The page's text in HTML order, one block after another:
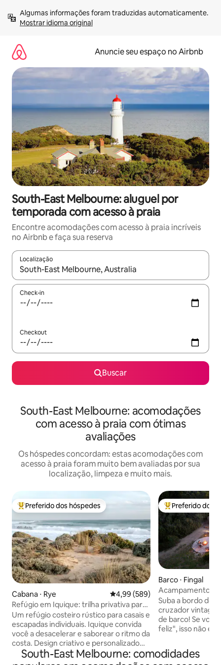
para
Mostrar idioma original
Anuncie seu espaço no Airbnb
South-East Melbourne: aluguel por
temporada com acesso à praia
Encontre acomodações com acesso à praia incríveis
no Airbnb e faça sua reserva
Localização
Quando os resultados estiverem disponíveis, explore-os
Check-in
Checkout
Buscar
South-East Melbourne: acomodações
com acesso à praia com ótimas
avaliações
Os hóspedes concordam: estas acomodações com
acesso à praia foram muito bem avaliadas por sua
localização, limpeza e muito mais.
Entre os melhores preferidos dos hóspedes
Preferido dos hóspedes
Cabana ⋅ Rye 4,99 de uma avaliação média de
4,99 (589)
Refúgio em Iquique: trilha privativa para
a praia
Um refúgio costeiro rústico para casais e
escapadas individuais. Iquique convida
você a desacelerar e saborear o ritmo da
costa. Design criativo e personalizado
com móveis de madeira artesanais Uma
cama king confortável, vestida com
Entre os
Preferido dos
Barco ⋅ Fingal
Acampamento
perto de águas
Suba a bordo do
cruzador vintage.
de barco! Se
feliz", isso não é
descontraído
típico da
South-East Melbourne: comodidades